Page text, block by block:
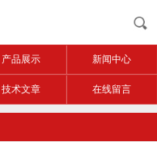
产品展示 新闻中心
技术文章 在线留言